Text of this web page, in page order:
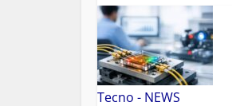
Tecno - NEWS